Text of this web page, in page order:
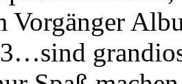
Vorgänger